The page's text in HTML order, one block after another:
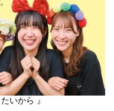
いから 』